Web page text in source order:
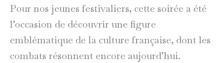
Pour nos jeunes festivaliers, cette soirée a été
l’occasion de découvrir une figure
emblématique de la culture française, dont les
combats résonnent encore aujourd’hui.